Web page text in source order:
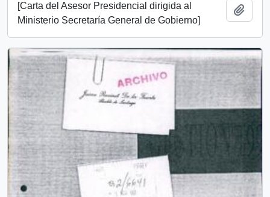
[Carta del Asesor Presidencial dirigida al
Ministerio Secretaría General de Gobierno]